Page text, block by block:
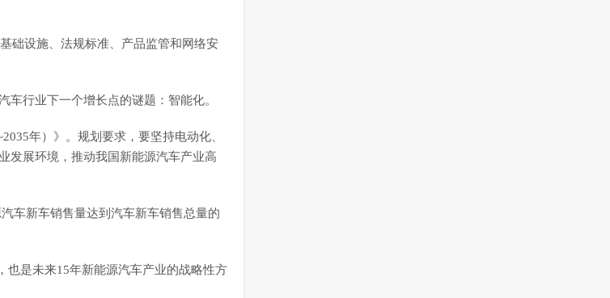
础设施、法规标准、产品监管和网络安
行业下一个增长点的谜题：智能化。
年）》。规划要求，要坚持电动化、
发展环境，推动我国新能源汽车产业高
车新车销售量达到汽车新车销售总量的
也是未来15年新能源汽车产业的战略性方